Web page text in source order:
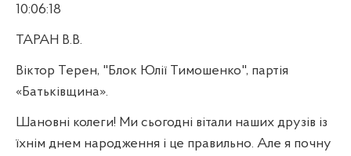
10:06:18
ТАРАН В.В.
Віктор Терен, "Блок Юлії Тимошенко", партія
«Батьківщина».
Шановні колеги! Ми сьогодні вітали наших друзів із
їхнім днем народження і це правильно. Але я почну